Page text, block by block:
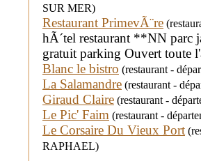
SUR MER)
Restaurant PrimevÃ¨re
hÃ´tel restaurant **NN
gratuit parking Ouvert toute
Blanc le bistro (restaurant -
La Salamandre (restaurant -
Giraud Claire (restaurant -
Le Pic' Faim (restaurant -
Le Corsaire Du Vieux Port
RAPHAEL)